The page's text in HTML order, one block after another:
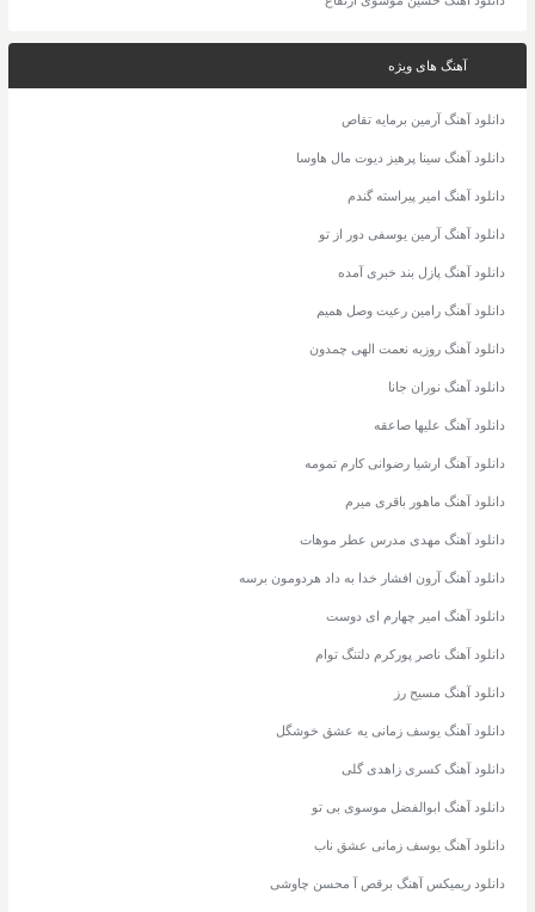
آهنگ های ویژه
دانلود آهنگ آرمین برمایه تقاص
دانلود آهنگ سینا پرهیز دیوت مال هاوسا
دانلود آهنگ امیر پیراسته گندم
دانلود آهنگ آرمین یوسفی دور از تو
دانلود آهنگ پازل بند خبری آمده
دانلود آهنگ رامین رعیت وصل همیم
دانلود آهنگ روزبه نعمت الهی چمدون
دانلود آهنگ نوران جانا
دانلود آهنگ علیها صاعقه
دانلود آهنگ ارشیا رضوانی کارم تمومه
دانلود آهنگ ماهور باقری میرم
دانلود آهنگ مهدی مدرس عطر موهات
دانلود آهنگ آرون افشار خدا به داد هردومون برسه
دانلود آهنگ امیر چهارم ای دوست
دانلود آهنگ ناصر پورکرم دلتنگ توام
دانلود آهنگ مسیح رز
دانلود آهنگ یوسف زمانی یه عشق خوشگل
دانلود آهنگ کسری زاهدی گلی
دانلود آهنگ ابوالفضل موسوی بی تو
دانلود آهنگ یوسف زمانی عشق ناب
دانلود ریمیکس آهنگ برقص آ محسن چاوشی